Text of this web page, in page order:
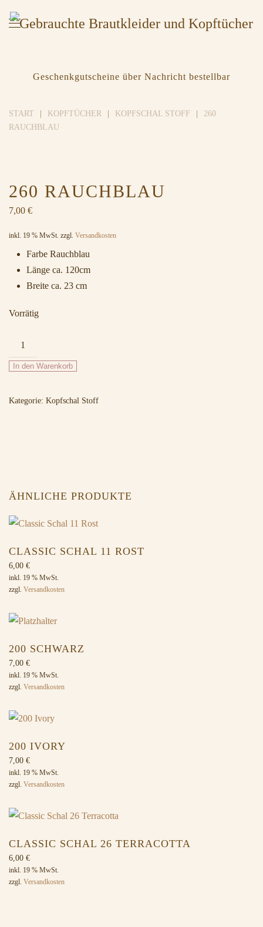
Geschenkgutscheine über Nachricht bestellbar
START KOPFTÜCHER KOPFSCHAL STOFF
260
RAUCHBLAU
260 RAUCHBLAU
7,00 €
inkl. 19 % MwSt. zzgl. Versandkosten
Farbe Rauchblau
Länge ca. 120cm
Breite ca. 23 cm
Vorrätig
260
Rauchblau
Menge
In den Warenkorb
Kategorie: Kopfschal Stoff
ÄHNLICHE PRODUKTE
CLASSIC SCHAL 11 ROST
6,00 €
inkl. 19 % MwSt.
zzgl. Versandkosten
200 SCHWARZ
7,00 €
inkl. 19 % MwSt.
zzgl. Versandkosten
200 IVORY
7,00 €
inkl. 19 % MwSt.
zzgl. Versandkosten
CLASSIC SCHAL 26 TERRACOTTA
6,00 €
inkl. 19 % MwSt.
zzgl. Versandkosten